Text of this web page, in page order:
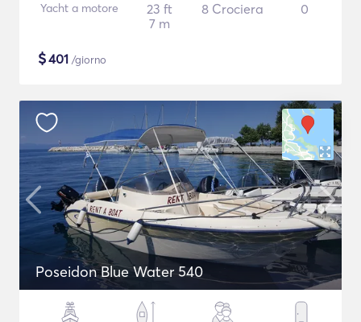
Yacht a motore
23 ft
7 m
8 Crociera 0
$401 /giorno
Poseidon Blue Water 540